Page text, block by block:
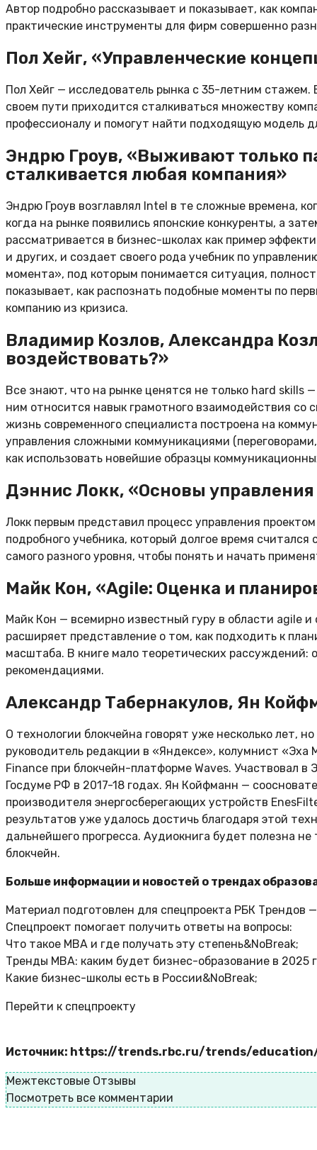
Автор подробно рассказывает и показывает, как
практические инструменты для фирм совершенно
Пол Хейг, «Управленческие
Пол Хейг — исследователь рынка с 35-летним
своем пути приходится сталкиваться множеству
профессионалу и помогут найти подходящую модель
Эндрю Гроув, «Выживают только
сталкивается любая компания»
Эндрю Гроув возглавлял Intel в те сложные времена,
когда на рынке появились японские конкуренты, а
рассматривается в бизнес-школах как пример
и других, и создает своего рода учебник по
момента», под которым понимается ситуация,
показывает, как распознать подобные моменты по
компанию из кризиса.
Владимир Козлов, Александра
воздействовать?»
Все знают, что на рынке ценятся не только hard
ним относится навык грамотного взаимодействия со
жизнь современного специалиста построена на
управления сложными коммуникациями
как использовать новейшие образцы
Дэннис Локк, «Основы
Локк первым представил процесс управления
подробного учебника, который долгое время
самого разного уровня, чтобы понять и начать
Майк Кон, «Agile: Оценка и
Майк Кон — всемирно известный гуру в области agile
расширяет представление о том, как подходить к
масштаба. В книге мало теоретических
рекомендациями.
Александр Табернакулов, Ян
О технологии блокчейна говорят уже несколько лет,
руководитель редакции в «Яндексе», колумнист «Эха
Finance при блокчейн-платформе Waves. Участвовал
Госдуме РФ в 2017-18 годах. Ян Койфманн —
производителя энергосберегающих устройств
результатов уже удалось достичь благодаря этой
дальнейшего прогресса. Аудиокнига будет полезна
блокчейн.
Больше информации и новостей о трендах
Материал подготовлен для спецпроекта РБК Трендов
Спецпроект помогает получить ответы на вопросы:
Что такое MBA и где получать эту степень&NoBreak;
Тренды MBA: каким будет бизнес-образование в 2025
Какие бизнес-школы есть в России&NoBreak;
Перейти к спецпроекту
Источник: https://trends.rbc.ru/trends/
Межтекстовые Отзывы
Посмотреть все комментарии